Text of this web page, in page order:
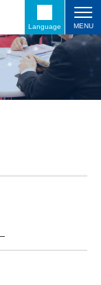
Language MENU